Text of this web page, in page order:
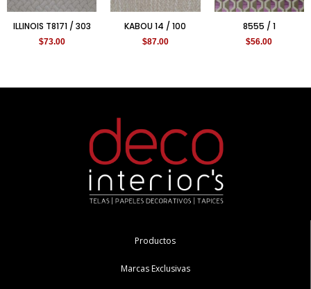
ILLINOIS T8171 / 303
$73.00
KABOU 14 / 100
$87.00
8555 / 1
$56.00
Productos
Marcas Exclusivas